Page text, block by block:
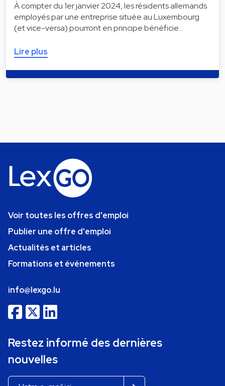
À compter du 1er janvier 2024, les résidents allemands
employés par une entreprise située au Luxembourg
(et vice-versa) pourront en principe bénéficie…
Lire plus
Voir toutes les offres d'emploi
Publier une offre d'emploi
Actualités et articles
Formations et événements
info@lexgo.lu
Restez informé des dernières
nouvelles